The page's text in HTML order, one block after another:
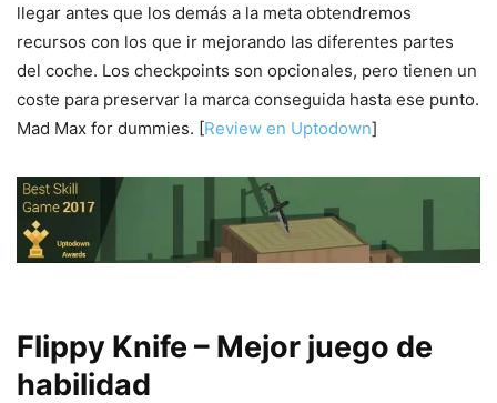
llegar antes que los demás a la meta obtendremos
recursos con los que ir mejorando las diferentes partes
del coche. Los checkpoints son opcionales, pero tienen un
coste para preservar la marca conseguida hasta ese punto.
Mad Max for dummies. [Review en Uptodown]
Flippy Knife – Mejor juego de
habilidad